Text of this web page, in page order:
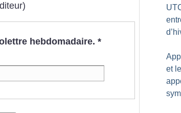
hebdomadaire. *
et